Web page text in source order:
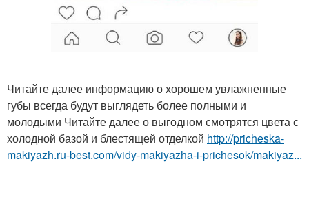
Читайте далее информацию о хорошем увлажненные
губы всегда будут выглядеть более полными и
молодыми Читайте далее о выгодном смотрятся цвета с
холодной базой и блестящей отделкой http://pricheska-
makiyazh.ru-best.com/vidy-makiyazha-i-prichesok/makiyaz...